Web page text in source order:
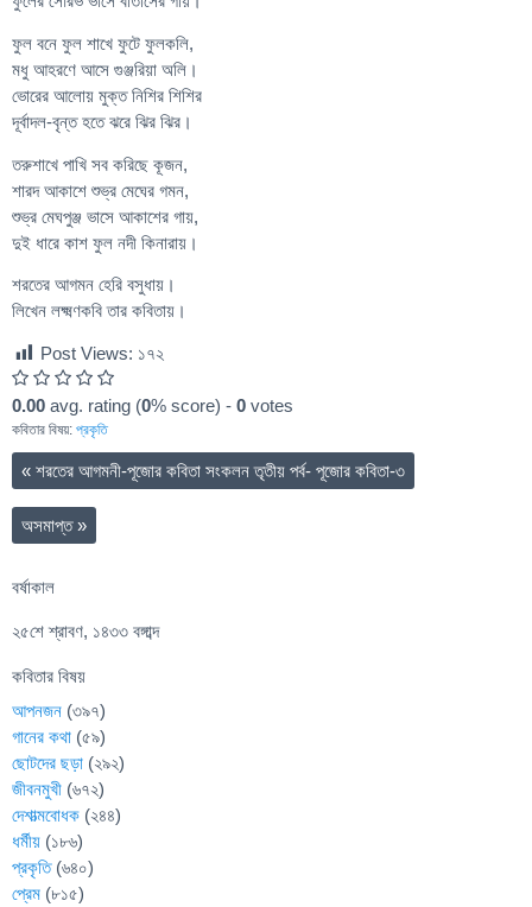
ফুল বনে ফুল শাখে ফুটে ফুলকলি,
মধু আহরণে আসে গুঞ্জরিয়া অলি।
ভোরের আলোয় মুক্ত নিশির শিশির
দূর্বাদল-বৃন্ত হতে ঝরে ঝির ঝির।
তরুশাখে পাখি সব করিছে কূজন,
শারদ আকাশে শুভ্র মেঘের গমন,
শুভ্র মেঘপুঞ্জ ভাসে আকাশের গায়,
দুই ধারে কাশ ফুল নদী কিনারায়।
শরতের আগমন হেরি বসুধায়।
লিখেন লক্ষ্মণকবি তার কবিতায়।
Post Views: ১৭২
0.00 avg. rating (0% score) - 0 votes
কবিতার বিষয়: প্রকৃতি
« শরতের আগমনী-পূজোর কবিতা সংকলন তৃতীয় পর্ব- পূজোর কবিতা-৩
অসমাপ্ত»
বর্ষাকাল
২৫শে শ্রাবণ, ১৪৩৩ বঙ্গাব্দ
কবিতার বিষয়
আপনজন (৩৯৭)
গানের কথা (৫৯)
ছোটদের ছড়া (২৯২)
জীবনমুখী (৬৭২)
দেশাত্মবোধক (২৪৪)
ধর্মীয় (১৮৬)
প্রকৃতি(৬৪০)
প্রেম (৮১৫)